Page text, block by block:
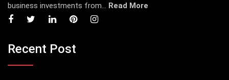
business investments from... Read More
Recent Post